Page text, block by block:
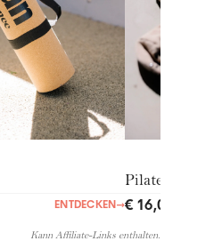
ENTDECKEN→
Pilates-Socken
€ 16,00
Kann Affiliate-Links enthalten.